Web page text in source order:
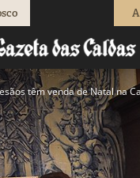
têm venda de Natal na